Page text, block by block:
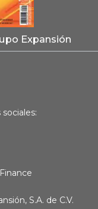
Expansión
S.A. de C.V.